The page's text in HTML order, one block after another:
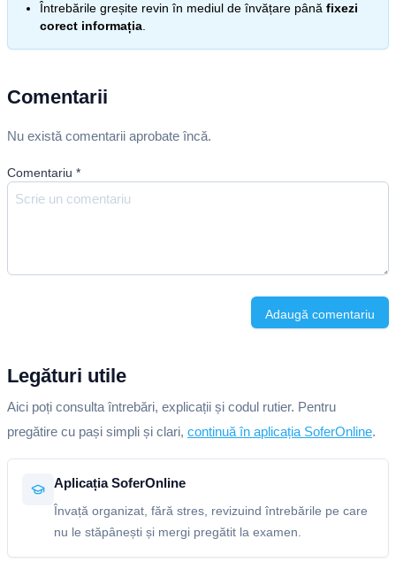
Întrebările greșite revin în mediul de învățare până fixezi
corect informația
Comentarii
Nu există comentarii aprobate încă.
Comentariu *
Adaugă comentariu
Legături utile
Aici poți consulta întrebări, explicații și codul rutier. Pentru
pregătire cu pași simpli și clari, continuă în aplicația SoferOnline.
Aplicația SoferOnline
Învață organizat, fără stres, revizuind întrebările pe care
nu le stăpânești și mergi pregătit la examen.